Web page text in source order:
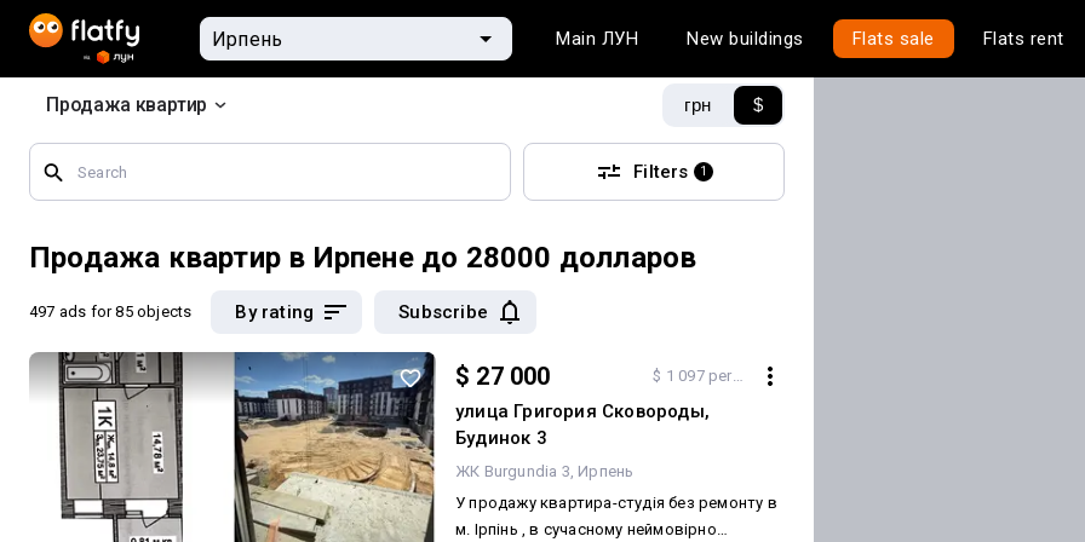
Main ЛУН New buildings Flats sale Flats rent
Продажа квартир грн $
Search
by
geographical
Filters 1
Продажа квартир в Ирпене до 28000 долларов
497 ads for 85 objects By rating Subscribe
$ 27 000 $ 1 097 per m²
улица Григория Сковороды,
Будинок 3
ЖК Burgundia 3 Ирпень
У продажу квартира-студія без ремонту в
м. Ірпінь , в сучасному неймовірно